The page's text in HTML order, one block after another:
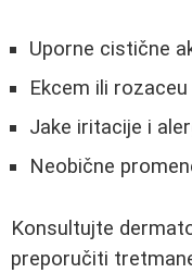
Uporne cistične
Ekcem ili rozaceu
Jake iritacije i
Neobične
Konsultujte
preporučiti